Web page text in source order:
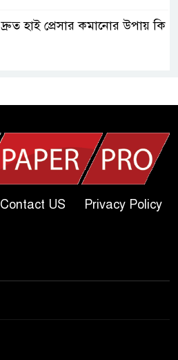
দ্রুত হাই প্রেসার কমানোর উপায় কি
| Today Dakhil Exam
খুবি সি ইউনিট ভর্তি পরীক্ষার প্রশ্ন
২০২৫ | KU C Unit Admission
Question
Contact US
Privacy Policy